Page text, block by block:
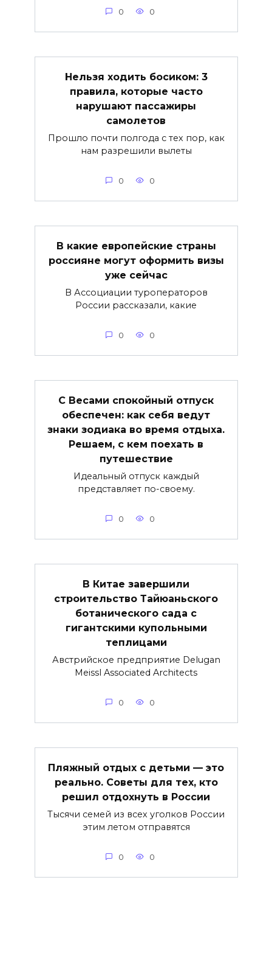
0 0
Нельзя ходить босиком: 3
правила, которые часто
нарушают пассажиры
самолетов
Прошло почти полгода с тех пор, как
нам разрешили вылеты
0 0
В какие европейские страны
россияне могут оформить визы
уже сейчас
В Ассоциации туроператоров
России рассказали, какие
0 0
С Весами спокойный отпуск
обеспечен: как себя ведут
знаки зодиака во время отдыха.
Решаем, с кем поехать в
путешествие
Идеальный отпуск каждый
представляет по-своему.
0 0
В Китае завершили
строительство Тайюаньского
ботанического сада с
гигантскими купольными
теплицами
Австрийское предприятие Delugan
Meissl Associated Architects
0 0
Пляжный отдых с детьми — это
реально. Советы для тех, кто
решил отдохнуть в России
Тысячи семей из всех уголков России
этим летом отправятся
0 0